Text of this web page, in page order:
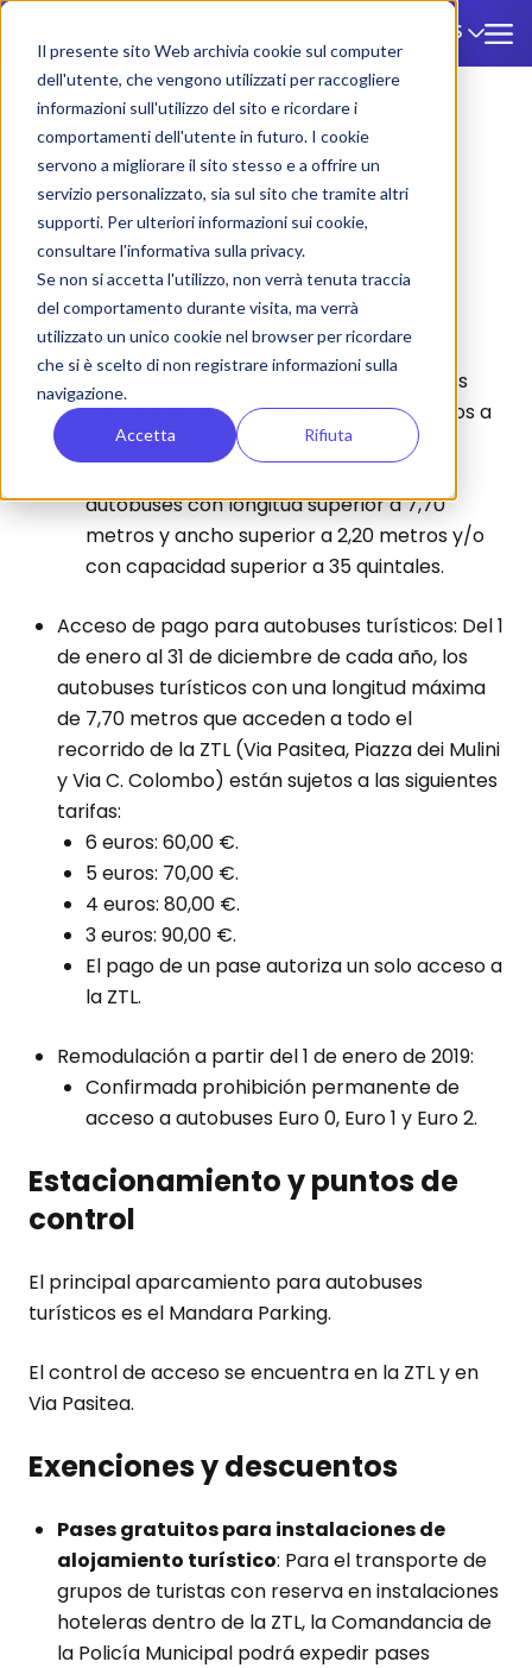
Il presente sito Web archivia cookie sul computer
dell'utente, che vengono utilizzati per raccogliere
informazioni sull'utilizzo del sito e ricordare i
comportamenti dell'utente in futuro. I cookie
servono a migliorare il sito stesso e a offrire un
servizio personalizzato, sia sul sito che tramite altri
supporti. Per ulteriori informazioni sui cookie,
consultare l'informativa sulla privacy.
Se non si accetta l'utilizzo, non verrà tenuta traccia
del comportamento durante visita, ma verrà
utilizzato un unico cookie nel browser per ricordare
che si è scelto di non registrare informazioni sulla
navigazione.
Accetta Rifiuta
ES
Positano
POSICIÓN
Tarifas y regulaciones ZTL
Prohibición permanente de acceso a
autobuses:
Euro 0, Euro 1 y Euro 2 (a excepción de los
autobuses de servicio público autorizados a
circular en el Municipio de Positano).
autobuses con longitud superior a 7,70
metros y ancho superior a 2,20 metros y/o
con capacidad superior a 35 quintales.
Acceso de pago para autobuses turísticos: Del 1
de enero al 31 de diciembre de cada año, los
autobuses turísticos con una longitud máxima
de 7,70 metros que acceden a todo el
recorrido de la ZTL (Via Pasitea, Piazza dei Mulini
y Via C. Colombo) están sujetos a las siguientes
tarifas:
6 euros: 60,00 €.
5 euros: 70,00 €.
4 euros: 80,00 €.
3 euros: 90,00 €.
El pago de un pase autoriza un solo acceso a
la ZTL.
Remodulación a partir del 1 de enero de 2019:
Confirmada prohibición permanente de
acceso a autobuses Euro 0, Euro 1 y Euro 2.
Estacionamiento y puntos de
control
El principal aparcamiento para autobuses
turísticos es el Mandara Parking.
El control de acceso se encuentra en la ZTL y en
Via Pasitea.
Exenciones y descuentos
Pases gratuitos para instalaciones de
alojamiento turístico: Para el transporte de
grupos de turistas con reserva en instalaciones
hoteleras dentro de la ZTL, la Comandancia de
la Policía Municipal podrá expedir pases